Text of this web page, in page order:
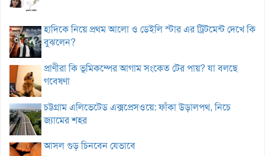
হাদিকে নিয়ে প্রথম আলো ও ডেইলি স্টার এর ট্রিটমেন্ট দেখে কি
বুঝলেন?
প্রাণীরা কি ভূমিকম্পের আগাম সংকেত টের পায়? যা বলছে
গবেষণা
চট্টগ্রাম এলিভেটেড এক্সপ্রেসওয়ে: ফাঁকা উড়ালপথ, নিচে
জ্যামের শহর
আসল গুড় চিনবেন যেভাবে